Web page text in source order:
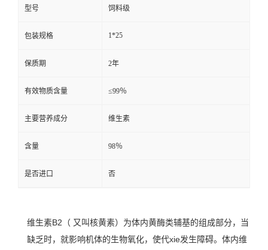
型号 饲料级
包装规格 1*25
保质期 2年
有效物质含量 ≤99％
主要营养成分 维生素
含量 98％
是否进口 否
维生素B2（ 又叫核黄素） 为体内黄酶类辅基的组成部分，当
缺乏时，就影响机体的生物氧化，使代xie发生障碍。 体内维